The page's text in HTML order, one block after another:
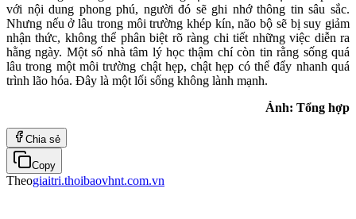
với nội dung phong phú, người đó sẽ ghi nhớ thông tin sâu sắc.
Nhưng nếu ở lâu trong môi trường khép kín, não bộ sẽ bị suy giảm
nhận thức, không thể phân biệt rõ ràng chi tiết những việc diễn ra
hằng ngày. Một số nhà tâm lý học thậm chí còn tin rằng sống quá
lâu trong một môi trường chật hẹp, chật hẹp có thể đẩy nhanh quá
trình lão hóa. Đây là một lối sống không lành mạnh.
Ảnh: Tổng hợp
Chia sẻ
Copy
Theogiaitri.thoibaovhnt.com.vn